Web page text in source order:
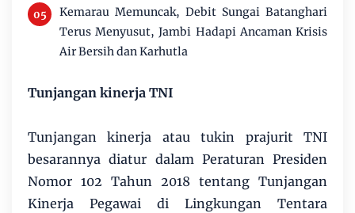
Kemarau Memuncak, Debit Sungai Batanghari
Terus Menyusut, Jambi Hadapi Ancaman Krisis
Air Bersih dan Karhutla
Tunjangan kinerja TNI
Tunjangan kinerja atau tukin prajurit TNI
besarannya diatur dalam Peraturan Presiden
Nomor 102 Tahun 2018 tentang Tunjangan
Kinerja Pegawai di Lingkungan Tentara